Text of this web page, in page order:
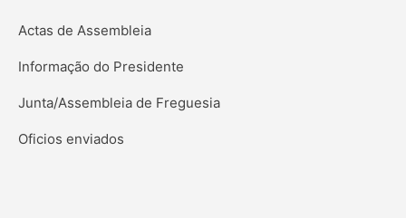
Actas de Assembleia
Informação do Presidente
Junta/Assembleia de Freguesia
Oficios enviados